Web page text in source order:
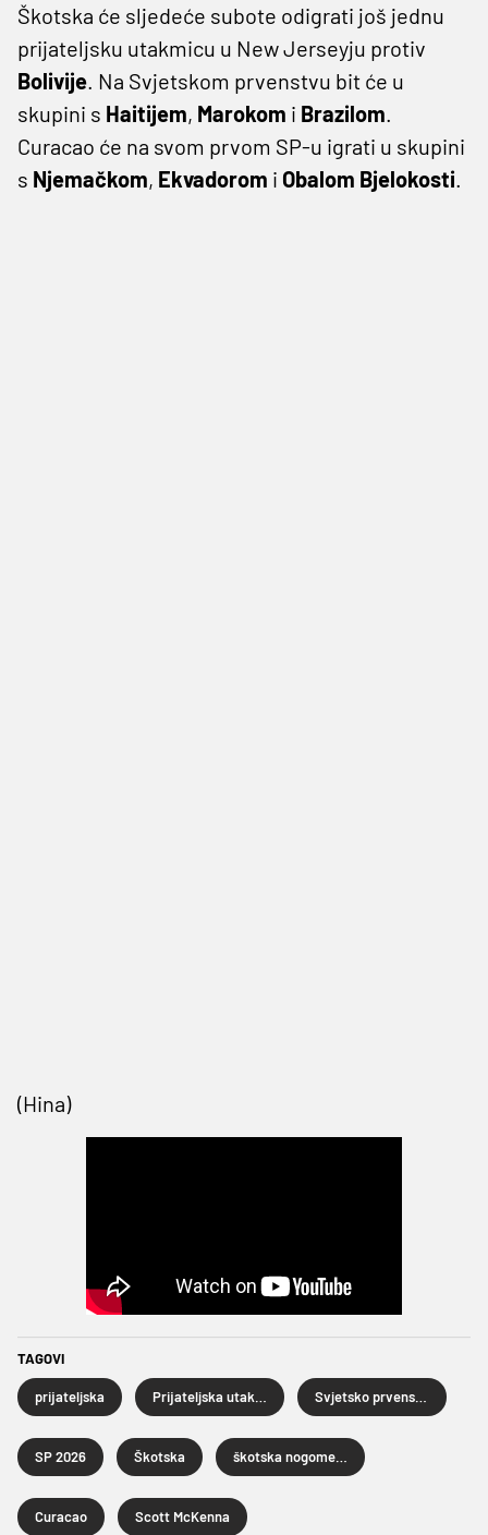
Škotska će sljedeće subote odigrati još jednu
prijateljsku utakmicu u New Jerseyju protiv
Bolivije. Na Svjetskom prvenstvu bit će u
skupini s Haitijem, Marokom i Brazilom.
Curacao će na svom prvom SP-u igrati u skupini
s Njemačkom, Ekvadorom i Obalom Bjelokosti.
(Hina)
TAGOVI
prijateljska
SP 2026 Škotska
Curacao Scott McKenna